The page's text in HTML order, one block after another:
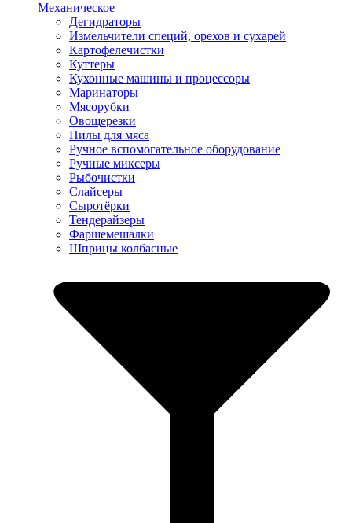
Механическое
Дегидраторы
Измельчители специй, орехов и сухарей
Картофелечистки
Куттеры
Кухонные машины и процессоры
Маринаторы
Мясорубки
Овощерезки
Пилы для мяса
Ручное вспомогательное оборудование
Ручные миксеры
Рыбочистки
Слайсеры
Сыротёрки
Тендерайзеры
Фаршемешалки
Шприцы колбасные